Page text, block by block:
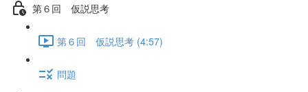
第６回 仮説思考
第６回 仮説思考 (4:57)
問題